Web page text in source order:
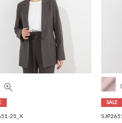
25_X
SALE